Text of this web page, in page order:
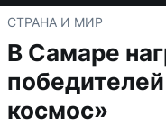
СТРАНА И МИР
В Самаре
космос»